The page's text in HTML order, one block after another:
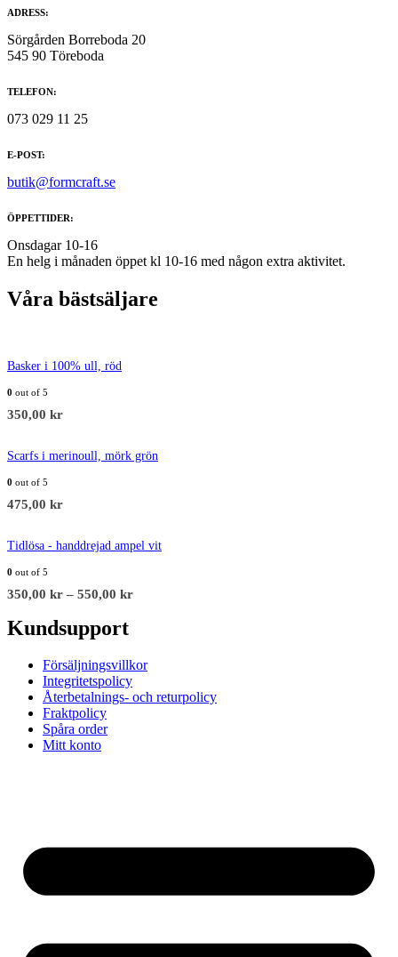
ADRESS:
Sörgården Borreboda 20
545 90 Töreboda
TELEFON:
073 029 11 25
E-POST:
butik@formcraft.se
ÖPPETTIDER:
Onsdagar 10-16
En helg i månaden öppet kl 10-16 med någon extra aktivitet.
Våra bästsäljare
Basker i 100% ull, röd
0 out of 5
350,00 kr
Scarfs i merinoull, mörk grön
0 out of 5
475,00 kr
Tidlösa - handdrejad ampel vit
0 out of 5
350,00 kr – 550,00 kr
Kundsupport
Försäljningsvillkor
Integritetspolicy
Återbetalnings- och returpolicy
Fraktpolicy
Spåra order
Mitt konto